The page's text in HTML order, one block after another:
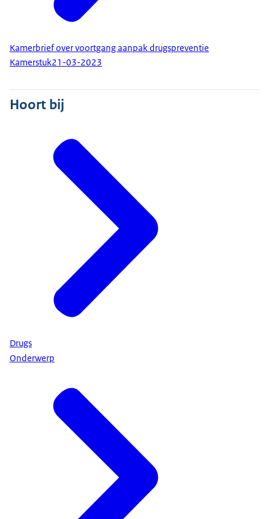
Kamerbrief over voortgang aanpak drugspreventie
Kamerstuk21-03-2023
Hoort bij
Drugs
Onderwerp